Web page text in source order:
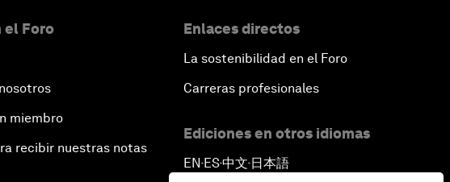
el Foro
miembro
recibir nuestras notas
Enlaces directos
La sostenibilidad en el Foro
Carreras profesionales
Ediciones en otros idiomas
EN ▪ES▪中文▪ 日本語